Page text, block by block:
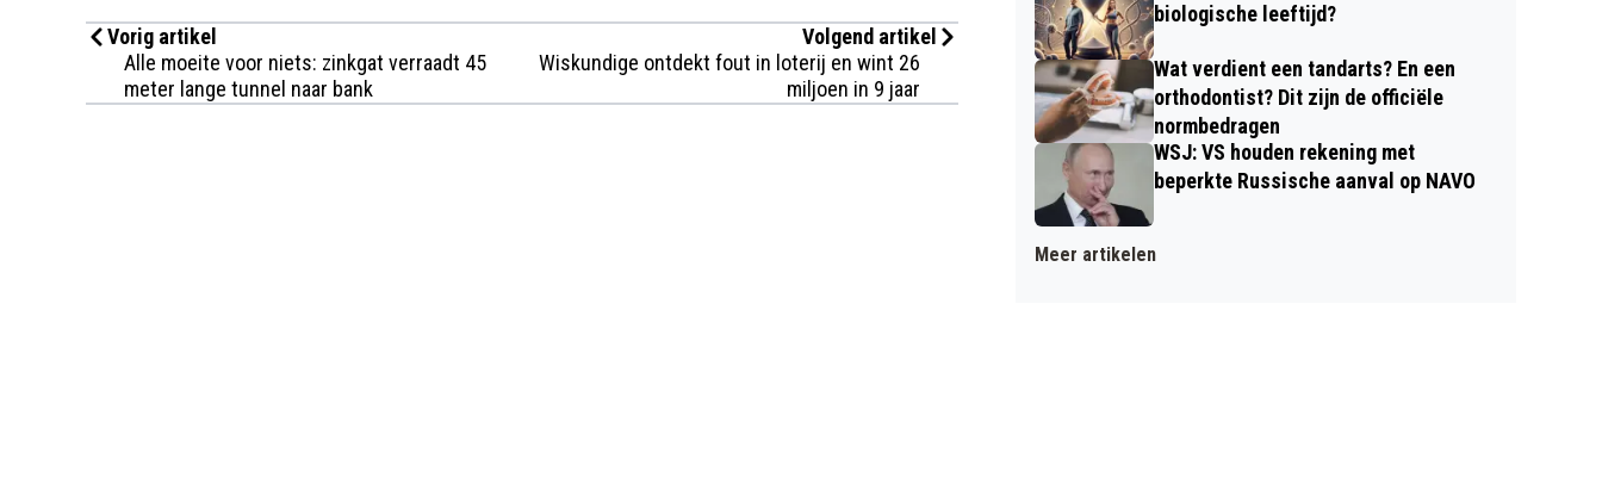
Vorig artikel
Alle moeite voor niets: zinkgat verraadt 45
meter lange tunnel naar bank
Volgend artikel
Wiskundige ontdekt fout in loterij en wint 26
miljoen in 9 jaar
biologische leeftijd?
Wat verdient een tandarts? En een
orthodontist? Dit zijn de officiële
normbedragen
WSJ: VS houden rekening met
beperkte Russische aanval op NAVO
Meer artikelen